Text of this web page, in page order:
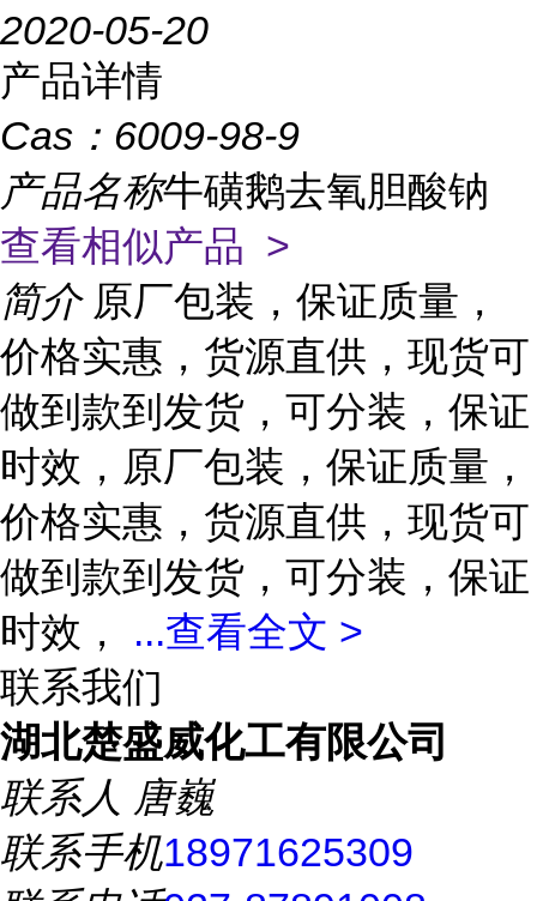
2020-05-20
产品详情
Cas： 6009-98-9
产品名称牛磺鹅去氧胆酸钠
查看相似产品 >
简介 原厂包装，保证质量，
价格实惠，货源直供，现货可
做到款到发货，可分装，保证
时效，原厂包装，保证质量，
价格实惠，货源直供，现货可
做到款到发货，可分装，保证
时效， ...查看全文 >
联系我们
湖北楚盛威化工有限公司
联系人 唐巍
联系手机18971625309